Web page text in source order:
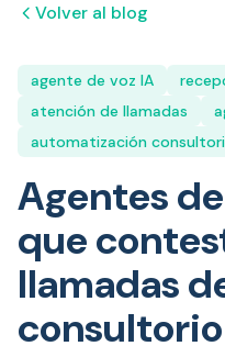
Volver al blog
agente de voz IA
atención de llamadas
automatización
Agentes
que
llamadas